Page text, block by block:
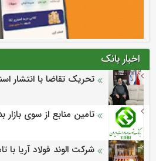
اخبار بانک
تحریک تقاضا با انتشار
تامین منابع از سوی
شرکت الوند فولاد آریا